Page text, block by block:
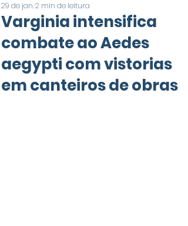
Varginia intensifica
combate ao Aedes
aegypti com vistorias
em canteiros de obras
29 de jan.2 min de leitura